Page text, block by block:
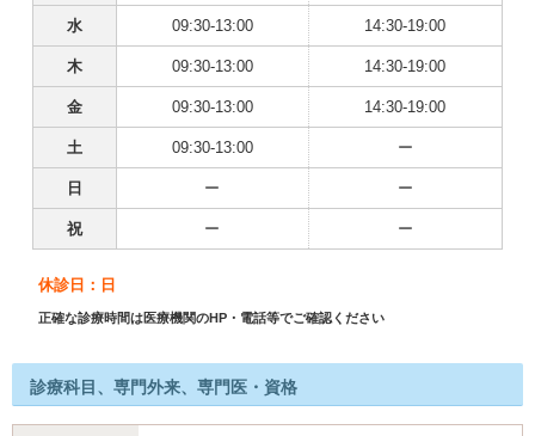
水 09:30-13:00 14:30-19:00
木 09:30-13:00 14:30-19:00
金 09:30-13:00 14:30-19:00
土 09:30-13:00 ー
日 ー ー
祝 ー ー
休診日：日
正確な診療時間は医療機関のHP・電話等でご確認ください
診療科目、専門外来、専門医・資格